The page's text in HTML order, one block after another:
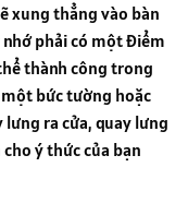
xung thẳng vào bàn
nhớ phải có một điểm
thành công trong
bức tường hoặc
ra cửa, quay lưng
ý thức của bạn